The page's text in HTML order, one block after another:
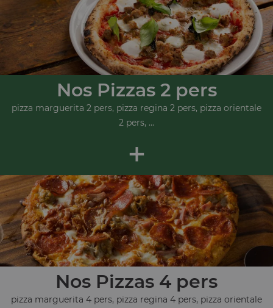
Nos Pizzas 2 pers
pizza marguerita 2 pers, pizza regina 2 pers, pizza orientale
2 pers, ...
+
Nos Pizzas 4 pers
pizza marguerita 4 pers, pizza regina 4 pers, pizza orientale